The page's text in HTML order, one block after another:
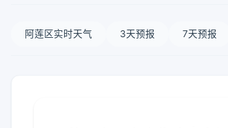
阿莲区实时天气 3天预报 7天预报